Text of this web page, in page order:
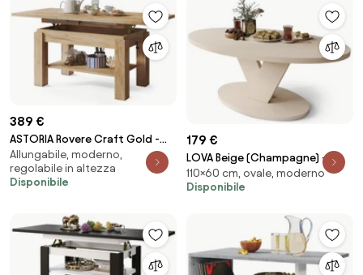
389 €
ASTORIA Rovere Craft Gold -
TAVOLINO TRASFORMABILE
SALVASPAZIO ALLUNGABILE
ALZABILE CON RIPIANO INFERIORE
Allungabile, moderno,
regolabile in altezza
Disponibile
179 €
LOVA Beige (Champagne) –
TAVOLINO OVALE 110x60 cm
TAVOLINO DA CAFFÈ MODERNO
110×60 cm, ovale, moderno
Disponibile